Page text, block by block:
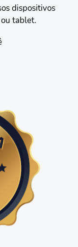
dispositivos
tablet.